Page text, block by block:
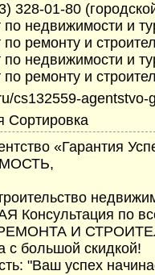
328-01-80
недвижимости и
ремонту и
по недвижимости и
ремонту и
cs132559-agentstvo-
Сортировка
«Гарантия
Консультация по
И
с большой скидкой!
"Ваш успех